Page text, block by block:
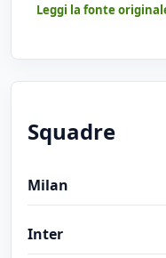
Leggi la fonte
Squadre
Milan
Inter